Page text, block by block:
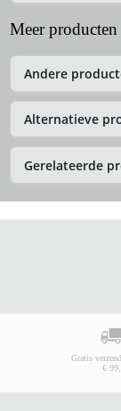
Meer
Andere
Alternatieve
Gerelateerde
Gratis
€